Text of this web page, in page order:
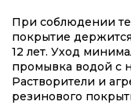
При соблюдении
покрытие держится
12 лет. Уход
промывка водой с
Растворители и
резинового